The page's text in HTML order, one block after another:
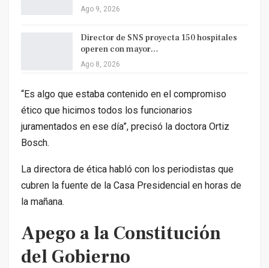
Ago 9, 2026
Director de SNS proyecta 150 hospitales
operen con mayor…
Ago 8, 2026
“Es algo que estaba contenido en el compromiso
ético que hicimos todos los funcionarios
juramentados en ese día”, precisó la doctora Ortiz
Bosch.
La directora de ética habló con los periodistas que
cubren la fuente de la Casa Presidencial en horas de
la mañana.
Apego a la Constitución
del Gobierno